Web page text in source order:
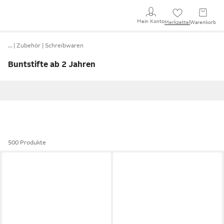
Mein KontoMerkzettel Warenkorb
… Zubehör Schreibwaren
Buntstifte ab 2 Jahren
500 Produkte